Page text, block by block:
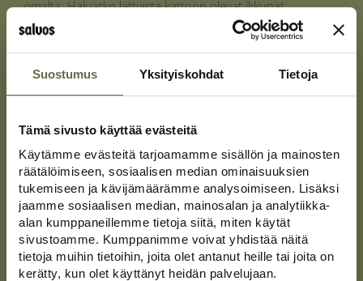
Suostumus Yksityiskohdat Tietoja
Tämä sivusto käyttää evästeitä
Käytämme evästeitä tarjoamamme sisällön ja mainosten
räätälöimiseen, sosiaalisen median ominaisuuksien
tukemiseen ja kävijämäärämme analysoimiseen. Lisäksi
jaamme sosiaalisen median, mainosalan ja analytiikka-
alan kumppaneillemme tietoja siitä, miten käytät
sivustoamme. Kumppanimme voivat yhdistää näitä
tietoja muihin tietoihin, joita olet antanut heille tai joita on
kerätty, kun olet käyttänyt heidän palvelujaan.
omalta. Haluatko lattiasta kattoon olevat ikkunat,
varaavan takan tai terassiin lisäneliöitä? Kerro toiveesi,
niin suunnitellaan yhdessä juuri sinulle toimiva
kokonaisuus.
Asiakkaiden kokemuksia